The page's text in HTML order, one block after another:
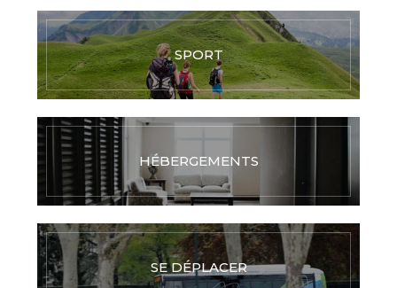
SPORT
HÉBERGEMENTS
SE DÉPLACER